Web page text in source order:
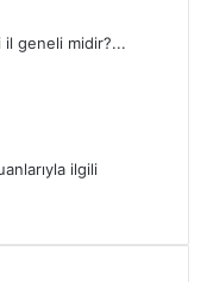
geneli midir?...
ilgili